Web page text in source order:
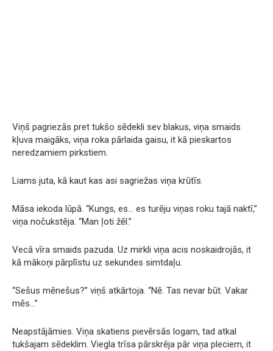
Viņš pagriezās pret tukšo sēdekli sev blakus, viņa smaids
kļuva maigāks, viņa roka pārlaida gaisu, it kā pieskartos
neredzamiem pirkstiem.
Liams juta, kā kaut kas asi sagriežas viņa krūtīs.
Māsa iekoda lūpā. “Kungs, es… es turēju viņas roku tajā naktī,”
viņa nočukstēja. “Man ļoti žēl.”
Vecā vīra smaids pazuda. Uz mirkli viņa acis noskaidrojās, it
kā mākoņi pārplīstu uz sekundes simtdaļu.
“Sešus mēnešus?” viņš atkārtoja. “Nē. Tas nevar būt. Vakar
mēs…”
Neapstājāmies. Viņa skatiens pievērsās logam, tad atkal
tukšajam sēdeklim. Viegla trīsa pārskrēja pār viņa pleciem, it